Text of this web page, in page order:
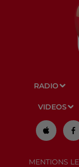
RADIO
VIDEOS
MENTIONS